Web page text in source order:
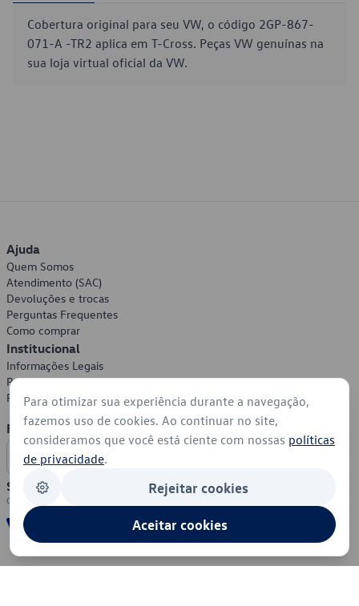
Cobertura original para seu VW, o código 2GP-867-
071-A -TR2 aplica em T-Cross. Peças VW genuínas na
sua loja virtual oficial da VW.
Ajuda
Quem Somos
Atendimento (SAC)
Devoluções e trocas
Perguntas Frequentes
Como comprar
Institucional
Informações Legais
Política de Privacidade
Política de Cookies
Formas de Pagamento
Segurança
Para otimizar sua experiência durante a navegação,
fazemos uso de cookies. Ao continuar no site,
consideramos que você está ciente com nossas políticas
de privacidade.
Rejeitar cookies
Aceitar cookies